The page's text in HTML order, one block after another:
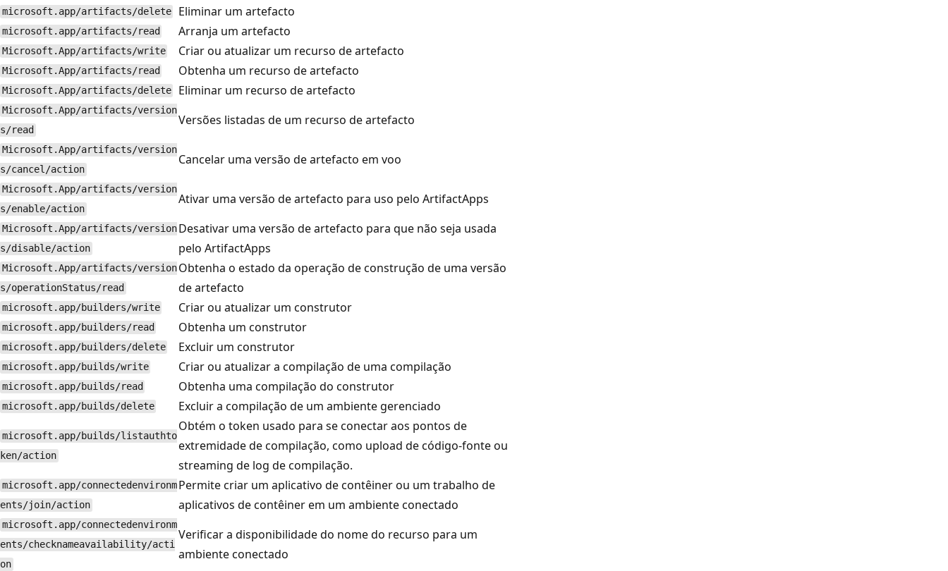
microsoft.app/artifacts/delete Eliminar um artefacto
microsoft.app/artifacts/read Arranja um artefacto
Microsoft.App/artifacts/write Criar ou atualizar um recurso de artefacto
Microsoft.App/artifacts/read Obtenha um recurso de artefacto
Microsoft.App/artifacts/delete Eliminar um recurso de artefacto
Microsoft.App/artifacts/version
s/read
Versões listadas de um recurso de artefacto
Microsoft.App/artifacts/version
s/cancel/action
Cancelar uma versão de artefacto em voo
Microsoft.App/artifacts/version
s/enable/action
Ativar uma versão de artefacto para uso pelo ArtifactApps
Microsoft.App/artifacts/version
s/disable/action
Desativar uma versão de artefacto para que não seja usada
pelo ArtifactApps
Microsoft.App/artifacts/version
s/operationStatus/read
Obtenha o estado da operação de construção de uma versão
de artefacto
microsoft.app/builders/write Criar ou atualizar um construtor
microsoft.app/builders/read Obtenha um construtor
microsoft.app/builders/delete Excluir um construtor
microsoft.app/builds/write Criar ou atualizar a compilação de uma compilação
microsoft.app/builds/read Obtenha uma compilação do construtor
microsoft.app/builds/delete Excluir a compilação de um ambiente gerenciado
microsoft.app/builds/listauthto
ken/action
Obtém o token usado para se conectar aos pontos de
extremidade de compilação, como upload de código-fonte ou
streaming de log de compilação.
microsoft.app/connectedenvironm
ents/join/action
Permite criar um aplicativo de contêiner ou um trabalho de
aplicativos de contêiner em um ambiente conectado
microsoft.app/connectedenvironm
ents/checknameavailability/acti
on
Verificar a disponibilidade do nome do recurso para um
ambiente conectado